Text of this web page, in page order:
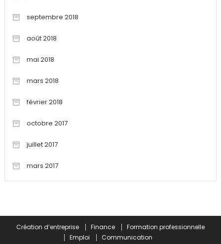
septembre 2018
août 2018
mai 2018
mars 2018
février 2018
octobre 2017
juillet 2017
mars 2017
Création d’entreprise Finance
Formation professionnelle
Emploi
Communication